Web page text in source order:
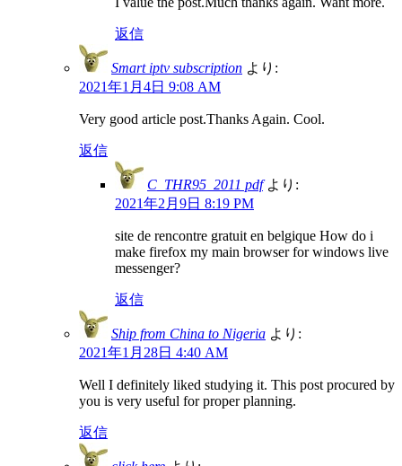
返信
Smart iptv subscription より:
2021年1月4日 9:08 AM
Very good article post.Thanks Again. Cool.
返信
C_THR95_2011 pdf より:
2021年2月9日 8:19 PM
site de rencontre gratuit en belgique How do i
make firefox my main browser for windows live
messenger?
返信
Ship from China to Nigeria より:
2021年1月28日 4:40 AM
Well I definitely liked studying it. This post procured by
you is very useful for proper planning.
返信